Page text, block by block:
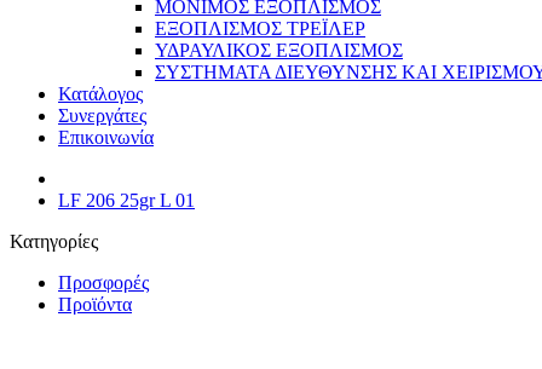
ΜΟΝΙΜΟΣ ΕΞΟΠΛΙΣΜΟΣ
ΕΞΟΠΛΙΣΜΟΣ ΤΡΕΪΛΕΡ
ΥΔΡΑΥΛΙΚΟΣ ΕΞΟΠΛΙΣΜΟΣ
ΣΥΣΤΗΜΑΤΑ ΔΙΕΥΘΥΝΣΗΣ ΚΑΙ
Κατάλογος
Συνεργάτες
Επικοινωνία
LF 206 25gr L 01
Κατηγορίες
Προσφορές
Προϊόντα